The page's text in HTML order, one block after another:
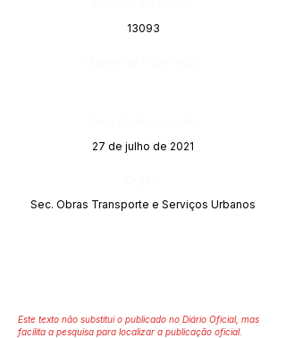
13093
27 de julho de 2021
Sec. Obras Transporte e Serviços Urbanos
Este texto não substitui o publicado no Diário Oficial, mas
facilita a pesquisa para localizar a publicação oficial.